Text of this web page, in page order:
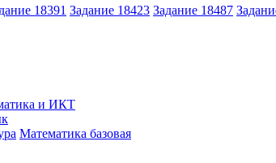
18391 Задание 18423 Задание 18487
и ИКТ
Математика базовая